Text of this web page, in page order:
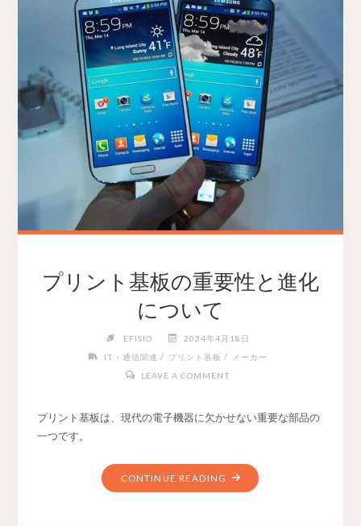
プリント基板の重要性と進化
について
EFISIO
2024年4月18日
IT・通信関連 / プリント基板 /
メーカー
LEAVE A COMMENT
プリント基板は、現代の電子機器に欠かせない重要な部品の
一つです。
CONTINUE READING